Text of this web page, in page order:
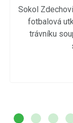
Sokol
fotbalová
trávníku